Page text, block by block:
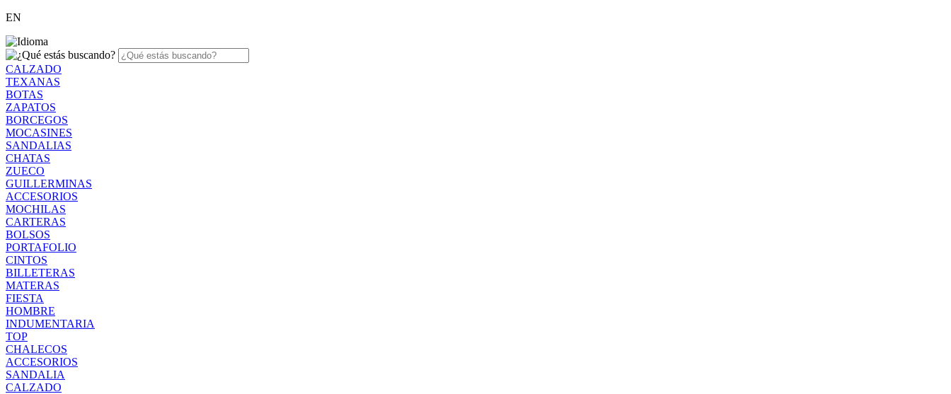
EN
CALZADO
TEXANAS
BOTAS
ZAPATOS
BORCEGOS
MOCASINES
SANDALIAS
CHATAS
ZUECO
GUILLERMINAS
ACCESORIOS
MOCHILAS
CARTERAS
BOLSOS
PORTAFOLIO
CINTOS
BILLETERAS
MATERAS
FIESTA
HOMBRE
INDUMENTARIA
TOP
CHALECOS
ACCESORIOS
SANDALIA
CALZADO